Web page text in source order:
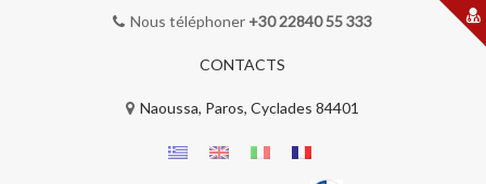
Nous téléphoner +30 22840 55 333
CONTACTS
Naoussa, Paros, Cyclades 84401